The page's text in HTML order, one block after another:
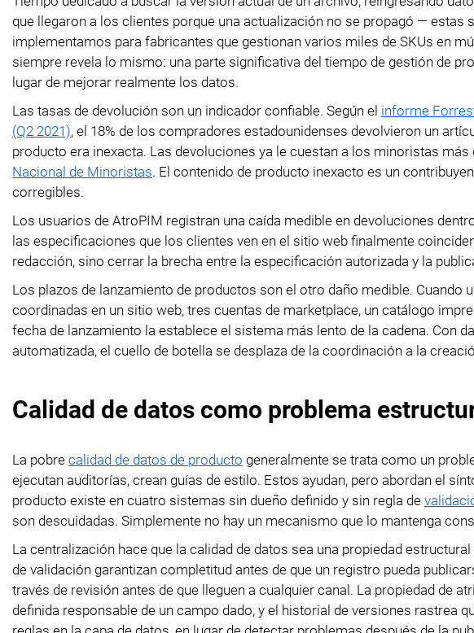
que llegaron a los clientes porque una actualización no se propagó — estas
implementamos para fabricantes que gestionan varios miles de SKUs en
siempre revela lo mismo: una parte significativa del tiempo de gestión de
lugar de mejorar realmente los datos.
Las tasas de devolución son un indicador confiable. Según el informe
(Q2 2021), el 18% de los compradores estadounidenses devolvieron un
producto era inexacta. Las devoluciones ya le cuestan a los minoristas
Nacional de Minoristas. El contenido de producto inexacto es un
corregibles.
Los usuarios de AtroPIM registran una caída medible en devoluciones
las especificaciones que los clientes ven en el sitio web finalmente
redacción, sino cerrar la brecha entre la especificación autorizada y la
Los plazos de lanzamiento de productos son el otro daño medible. Cuando
coordinadas en un sitio web, tres cuentas de marketplace, un catálogo
fecha de lanzamiento la establece el sistema más lento de la cadena. Con
automatizada, el cuello de botella se desplaza de la coordinación a la
Calidad de datos como problema
La pobre calidad de datos de producto generalmente se trata como un
ejecutan auditorías, crean guías de estilo. Estos ayudan, pero abordan el
producto existe en cuatro sistemas sin dueño definido y sin regla de
son descuidadas. Simplemente no hay un mecanismo que lo mantenga
La centralización hace que la calidad de datos sea una propiedad
de validación garantizan completitud antes de que un registro pueda
través de revisión antes de que lleguen a cualquier canal. La propiedad de
definida responsable de un campo dado, y el historial de versiones rastrea